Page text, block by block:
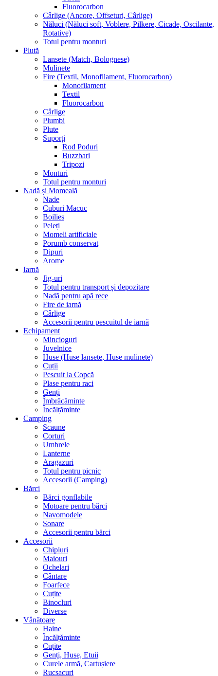
Fluorocarbon
Cârlige (Ancore, Offseturi, Cârlige)
Năluci (Năluci soft, Voblere, Pilkere, Cicade, Oscilante,
Rotative)
Totul pentru monturi
Plută
Lansete (Match, Bolognese)
Mulinete
Fire (Textil, Monofilament, Fluorocarbon)
Monofilament
Textil
Fluorocarbon
Cârlige
Plumbi
Plute
Suporți
Rod Poduri
Buzzbari
Tripozi
Monturi
Totul pentru monturi
Nadă și Momeală
Nade
Cuburi Macuc
Boilies
Peleți
Momeli artificiale
Porumb conservat
Dipuri
Arome
Iarnă
Jig-uri
Totul pentru transport și depozitare
Nadă pentru apă rece
Fire de iarnă
Cârlige
Accesorii pentru pescuitul de iarnă
Echipament
Mincioguri
Juvelnice
Huse (Huse lansete, Huse mulinete)
Cutii
Pescuit la Copcă
Plase pentru raci
Genți
Îmbrăcăminte
Încălțăminte
Camping
Scaune
Corturi
Umbrele
Lanterne
Aragazuri
Totul pentru picnic
Accesorii (Camping)
Bărci
Bărci gonflabile
Motoare pentru bărci
Navomodele
Sonare
Accesorii pentru bărci
Accesorii
Chipiuri
Maiouri
Ochelari
Cântare
Foarfece
Cuțite
Binocluri
Diverse
Vânătoare
Haine
Încălțăminte
Cuțite
Genți, Huse, Etuii
Curele armă, Cartușiere
Rucsacuri